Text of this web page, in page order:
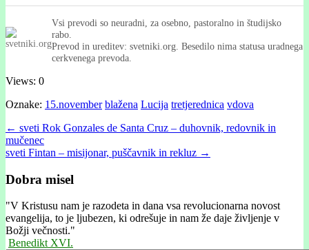
Vsi prevodi so neuradni, za osebno, pastoralno in študijsko
rabo.
Prevod in ureditev: svetniki.org. Besedilo nima statusa uradnega
cerkvenega prevoda.
Views: 0
Oznake: 15.november blažena Lucija tretjerednica vdova
Post
navigation
← sveti Rok Gonzales de Santa Cruz – duhovnik, redovnik in
mučenec
sveti Fintan – misijonar, puščavnik in rekluz →
Dobra misel
"V Kristusu nam je razodeta in dana vsa revolucionarna novost
evangelija, to je ljubezen, ki odrešuje in nam že daje življenje v
Božji večnosti."
Benedikt XVI.